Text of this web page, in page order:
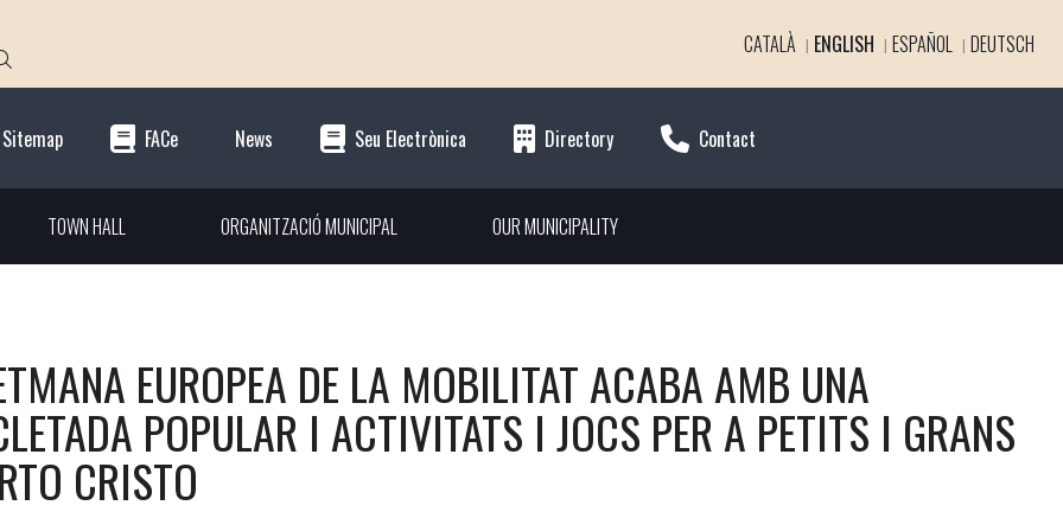
CATALÀ ENGLISH ESPAÑOL DEUTSCH
Sitemap FACe News Seu Electrònica Directory Contact
TOWN HALL ORGANITZACIÓ MUNICIPAL OUR MUNICIPALITY
EUROPEA DE LA MOBILITAT ACABA AMB UNA
POPULAR I ACTIVITATS I JOCS PER A PETITS I GRANS
CRISTO